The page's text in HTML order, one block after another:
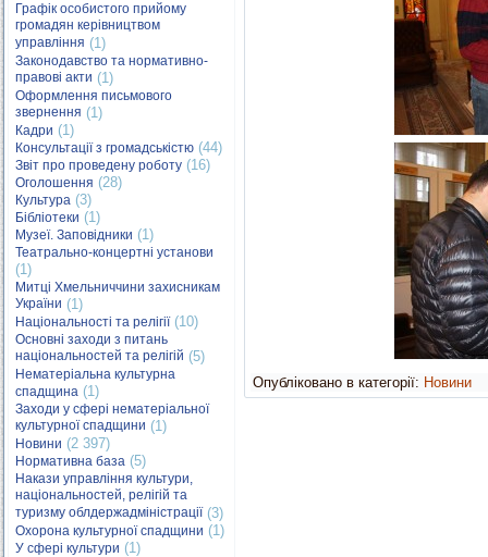
Графік особистого прийому
громадян керівництвом
управління (1)
Законодавство та нормативно-
правові акти (1)
Оформлення письмового
звернення (1)
Кадри (1)
Консультації з громадськістю (44)
Звіт про проведену роботу (16)
Оголошення (28)
Культура (3)
Бібліотеки (1)
Музеї. Заповідники (1)
Театрально-концертні установи
(1)
Митці Хмельниччини захисникам
України (1)
Національності та релігії(10)
Основні заходи з питань
національностей та релігій (5)
Нематеріальна культурна
спадщина (1)
Заходи у сфері нематеріальної
культурної спадщини (1)
Новини (2 397)
Нормативна база (5)
Накази управління культури,
національностей, релігій та
туризму облдержадміністрації(3)
Охорона культурної спадщини (1)
У сфері культури (1)
Опубліковано в категорії: Новини